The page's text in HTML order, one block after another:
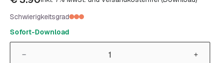
Schwierigkeitsgrad
Sofort-Download